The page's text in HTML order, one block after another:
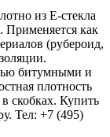
из E-стекла
Применяется как
(рубероид,
битумными и
плотность
скобках. Купить
Тел: +7 (495)